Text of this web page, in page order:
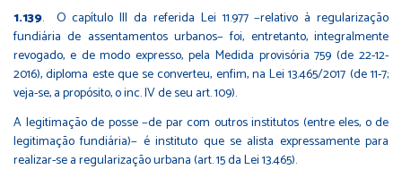
1.139. O capítulo III da referida Lei 11.977 −relativo à regularização
fundiária de assentamentos urbanos− foi, entretanto, integralmente
revogado, e de modo expresso, pela Medida provisória 759 (de 22-12-
2016), diploma este que se converteu, enfim, na Lei 13.465/2017 (de 11-7;
veja-se, a propósito, o inc. IV de seu art. 109).
A legitimação de posse −de par com outros institutos (entre eles, o de
legitimação fundiária)− é instituto que se alista expressamente para
realizar-se a regularização urbana (art. 15 da Lei 13.465).